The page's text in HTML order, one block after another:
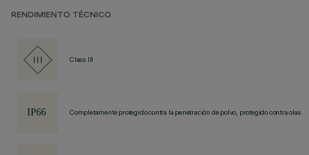
RENDIMIENTO TÉCNICO
Class III
Completamente protegido contra la penetración de polvo, protegido contra olas.